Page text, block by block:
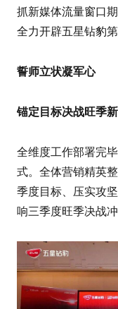
抓新媒体流量窗口
全力开辟五星钻豹第
誓师立状凝军心
锚定目标决战旺季
全维度工作部署完
式。全体营销精英
季度目标、压实攻
响三季度旺季决战冲